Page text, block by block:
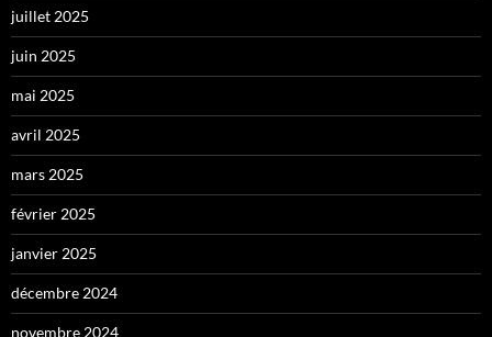
juillet 2025
juin 2025
mai 2025
avril 2025
mars 2025
février 2025
janvier 2025
décembre 2024
novembre 2024